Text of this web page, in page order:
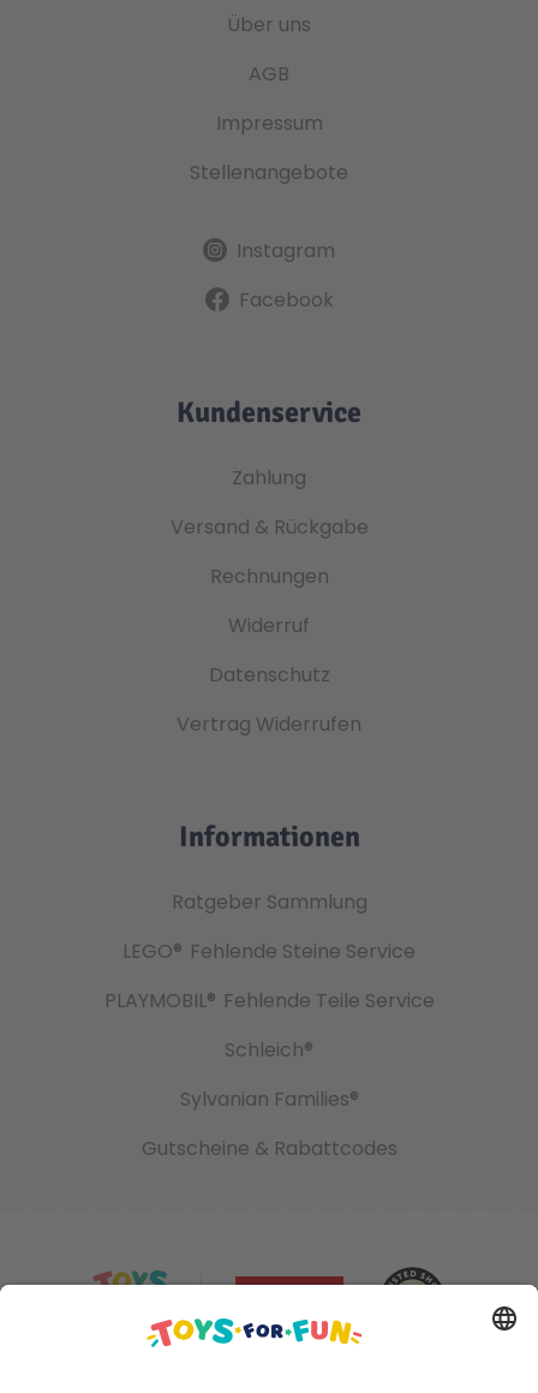
Über uns
AGB
Impressum
Stellenangebote
Instagram
Facebook
Kundenservice
Zahlung
Versand & Rückgabe
Rechnungen
Widerruf
Datenschutz
Vertrag Widerrufen
Informationen
Ratgeber Sammlung
LEGO® Fehlende Steine Service
PLAYMOBIL® Fehlende Teile Service
Schleich®
Sylvanian Families®
Gutscheine & Rabattcodes